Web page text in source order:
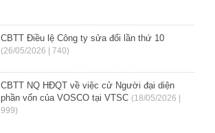
CBTT Điều lệ Công ty sửa đổi lần thứ 10
(26/05/2026 | 740)
CBTT NQ HĐQT về việc cử Người đại diện
phần vốn của VOSCO tại VTSC (18/05/2026 |
999)